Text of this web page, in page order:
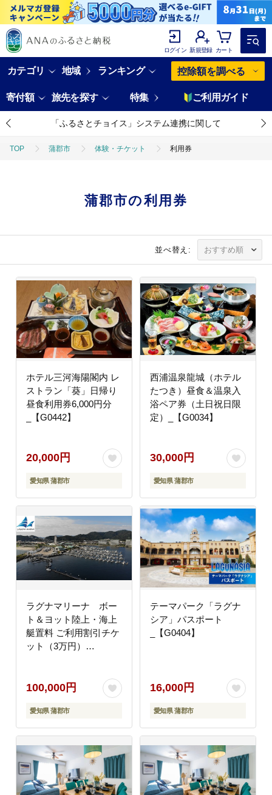
ログイン 新規登録 カート
カテゴリ 地域 ランキング 控除額を調べる
寄付額 旅先を探す 特集 ご利用ガイド
「ふるさとチョイス」システム連携に関して
TOP 蒲郡市 体験・チケット 利用券
蒲郡市の利用券
並べ替え:
ホテル三河海陽閣内 レ
ストラン「葵」日帰り
昼食利用券6,000円分
_【G0442】
20,000円
愛知県 蒲郡市
西浦温泉龍城（ホテル
たつき）昼食＆温泉入
浴ペア券（土日祝日限
定）_【G0034】
30,000円
愛知県 蒲郡市
ラグナマリーナ ボー
ト＆ヨット陸上・海上
艇置料 ご利用割引チケ
ット（3万円）
100,000円
愛知県 蒲郡市
テーマパーク「ラグナ
シア」パスポート
_【G0404】
16,000円
愛知県 蒲郡市